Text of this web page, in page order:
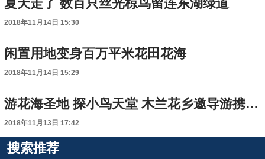
夏天走了 数百只丝光椋鸟留连东湖绿道
2018年11月14日 15:30
闲置用地变身百万平米花田花海
2018年11月14日 15:29
游花海圣地 探小鸟天堂 木兰花乡邀导游携家人免费游园
2018年11月13日 17:42
搜索推荐